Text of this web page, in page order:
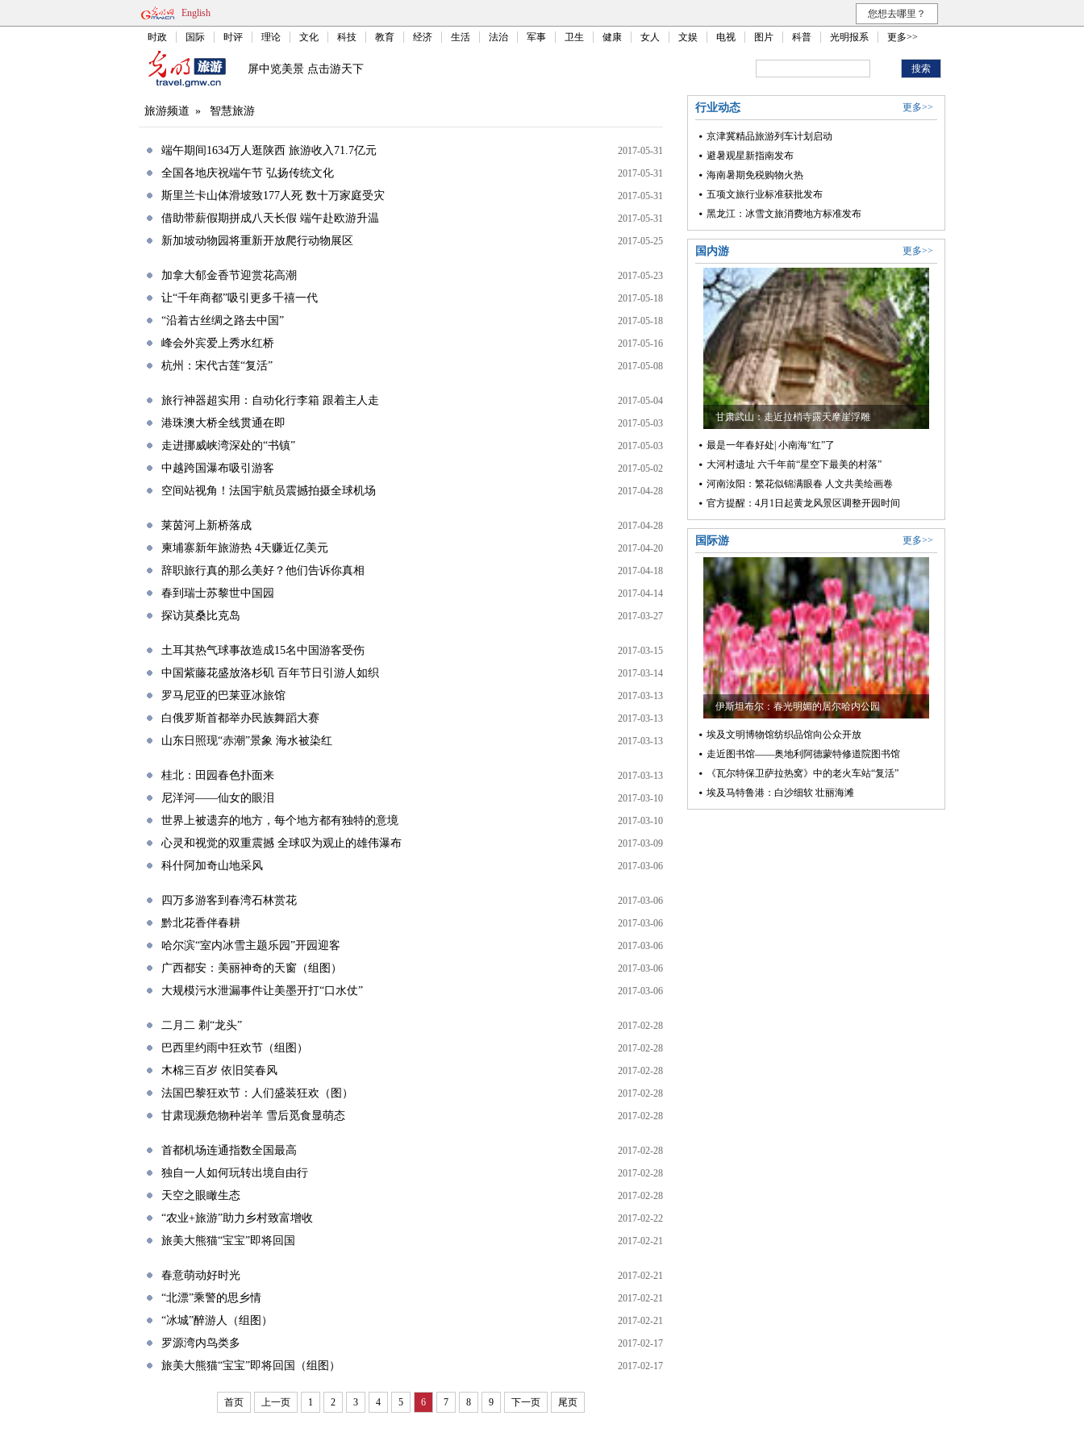
English 您想去哪里？
时政 国际 时评 理论 文化 科技 教育 经济 生活 法治 军事 卫生 健康 女人 文娱 电视 图片 科普 光明报系 更多>>
屏中览美景 点击游天下
旅游频道 » 智慧旅游
端午期间1634万人逛陕西 旅游收入71.7亿元 2017-05-31
全国各地庆祝端午节 弘扬传统文化 2017-05-31
斯里兰卡山体滑坡致177人死 数十万家庭受灾 2017-05-31
借助带薪假期拼成八天长假 端午赴欧游升温 2017-05-31
新加坡动物园将重新开放爬行动物展区 2017-05-25
加拿大郁金香节迎赏花高潮 2017-05-23
让“千年商都”吸引更多千禧一代 2017-05-18
“沿着古丝绸之路去中国” 2017-05-18
峰会外宾爱上秀水红桥 2017-05-16
杭州：宋代古莲“复活” 2017-05-08
旅行神器超实用：自动化行李箱 跟着主人走 2017-05-04
港珠澳大桥全线贯通在即 2017-05-03
走进挪威峡湾深处的“书镇” 2017-05-03
中越跨国瀑布吸引游客 2017-05-02
空间站视角！法国宇航员震撼拍摄全球机场 2017-04-28
莱茵河上新桥落成 2017-04-28
柬埔寨新年旅游热 4天赚近亿美元 2017-04-20
辞职旅行真的那么美好？他们告诉你真相 2017-04-18
春到瑞士苏黎世中国园 2017-04-14
探访莫桑比克岛 2017-03-27
土耳其热气球事故造成15名中国游客受伤 2017-03-15
中国紫藤花盛放洛杉矶 百年节日引游人如织 2017-03-14
罗马尼亚的巴莱亚冰旅馆 2017-03-13
白俄罗斯首都举办民族舞蹈大赛 2017-03-13
山东日照现“赤潮”景象 海水被染红 2017-03-13
桂北：田园春色扑面来 2017-03-13
尼洋河——仙女的眼泪 2017-03-10
世界上被遗弃的地方，每个地方都有独特的意境 2017-03-10
心灵和视觉的双重震撼 全球叹为观止的雄伟瀑布 2017-03-09
科什阿加奇山地采风 2017-03-06
四万多游客到春湾石林赏花 2017-03-06
黔北花香伴春耕 2017-03-06
哈尔滨“室内冰雪主题乐园”开园迎客 2017-03-06
广西都安：美丽神奇的天窗（组图） 2017-03-06
大规模污水泄漏事件让美墨开打“口水仗” 2017-03-06
二月二 剃“龙头” 2017-02-28
巴西里约雨中狂欢节（组图） 2017-02-28
木棉三百岁 依旧笑春风 2017-02-28
法国巴黎狂欢节：人们盛装狂欢（图） 2017-02-28
甘肃现濒危物种岩羊 雪后觅食显萌态 2017-02-28
首都机场连通指数全国最高 2017-02-28
独自一人如何玩转出境自由行 2017-02-28
天空之眼瞰生态 2017-02-28
“农业+旅游”助力乡村致富增收 2017-02-22
旅美大熊猫“宝宝”即将回国 2017-02-21
春意萌动好时光 2017-02-21
“北漂”乘警的思乡情 2017-02-21
“冰城”醉游人（组图） 2017-02-21
罗源湾内鸟类多 2017-02-17
旅美大熊猫“宝宝”即将回国（组图） 2017-02-17
首页 上一页 1 2 3 4 5 6 7 8 9 下一页 尾页
行业动态 更多>>
京津冀精品旅游列车计划启动
避暑观星新指南发布
海南暑期免税购物火热
五项文旅行业标准获批发布
黑龙江：冰雪文旅消费地方标准发布
国内游 更多>>
甘肃武山：走近拉梢寺露天摩崖浮雕
最是一年春好处| 小南海“红”了
大河村遗址 六千年前“星空下最美的村落”
河南汝阳：繁花似锦满眼春 人文共美绘画卷
官方提醒：4月1日起黄龙风景区调整开园时间
国际游 更多>>
伊斯坦布尔：春光明媚的居尔哈内公园
埃及文明博物馆纺织品馆向公众开放
走近图书馆——奥地利阿德蒙特修道院图书馆
《瓦尔特保卫萨拉热窝》中的老火车站“复活”
埃及马特鲁港：白沙细软 壮丽海滩